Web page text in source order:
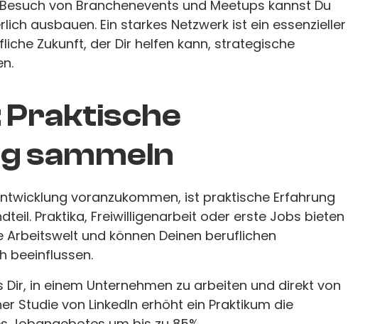
von Branchenevents und Meetups kannst Du
ausbauen. Ein starkes Netzwerk ist ein essenzieller
Zukunft, der Dir helfen kann, strategische
sammeln
voranzukommen, ist praktische Erfahrung
Praktika, Freiwilligenarbeit oder erste Jobs bieten
Arbeitswelt und können Deinen beruflichen
beeinflussen.
Dir, in einem Unternehmen zu arbeiten und direkt von
Studie von LinkedIn erhöht ein Praktikum die